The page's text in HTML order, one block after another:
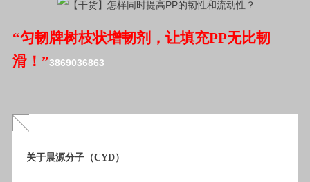
“匀韧牌树枝状增韧剂，让填充PP无比韧
滑！ ”3869036863
关于晨源分子 （CYD）